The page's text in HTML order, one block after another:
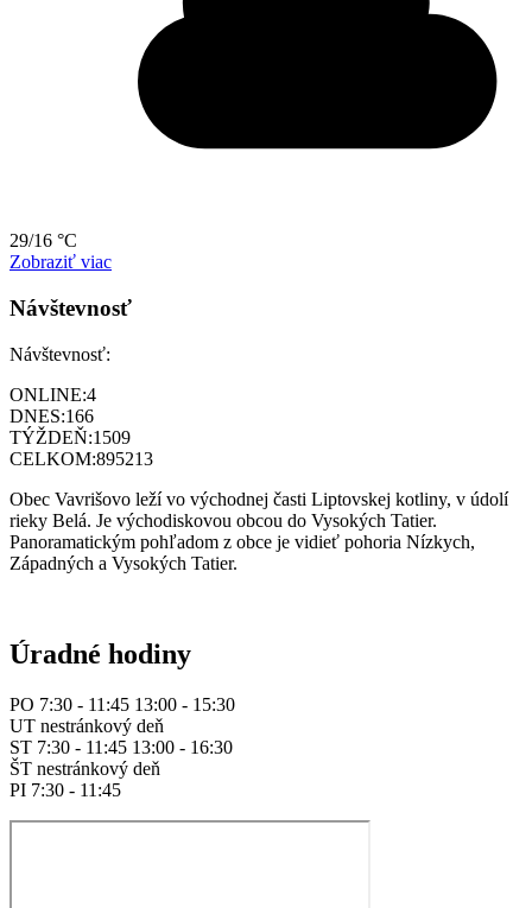
29/16 °C
Zobraziť viac
Návštevnosť
Návštevnosť:
ONLINE:4
DNES:166
TÝŽDEŇ:1509
CELKOM:895213
Obec Vavrišovo leží vo východnej časti Liptovskej kotliny, v údolí
rieky Belá. Je východiskovou obcou do Vysokých Tatier.
Panoramatickým pohľadom z obce je vidieť pohoria Nízkych,
Západných a Vysokých Tatier.
Úradné hodiny
PO 7:30 - 11:45 13:00 - 15:30
UT nestránkový deň
ST 7:30 - 11:45 13:00 - 16:30
ŠT nestránkový deň
PI 7:30 - 11:45